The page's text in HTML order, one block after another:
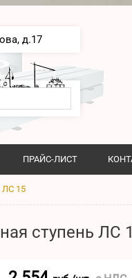
д.17
ПРАЙС-ЛИСТ
ЛС 15
ступень ЛС